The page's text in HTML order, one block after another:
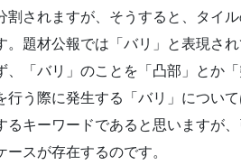
割されますが、そうすると、タイ
。題材公報では「バリ」と表現さ
、「バリ」のことを「凸部」とか
行う際に発生する「バリ」につい
るキーワードであると思いますが
ースが存在するのです。